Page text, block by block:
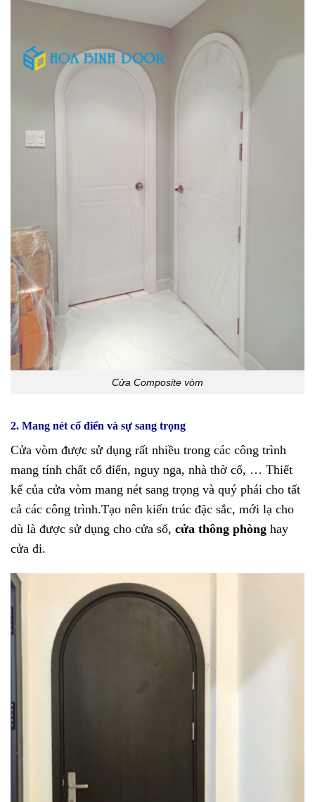
Cửa Composite vòm
2. Mang nét cổ điển và sự sang trọng
Cửa vòm được sử dụng rất nhiều trong các công trình
mang tính chất cổ điển, nguy nga, nhà thờ cổ, … Thiết
kế của cửa vòm mang nét sang trọng và quý phái cho tất
cả các công trình.Tạo nên kiến trúc đặc sắc, mới lạ cho
dù là được sử dụng cho cửa sổ, cửa thông phòng hay
cửa đi.